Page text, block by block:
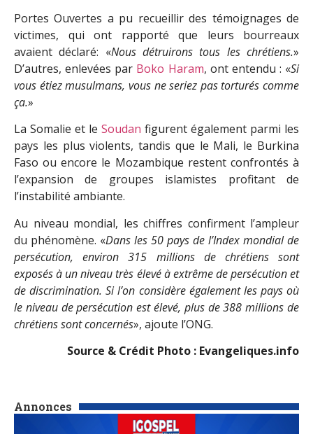
Annonces
Portes Ouvertes a pu recueillir des témoignages de
victimes, qui ont rapporté que leurs bourreaux
avaient déclaré: «Nous détruirons tous les chrétiens.»
D’autres, enlevées par Boko Haram, ont entendu : «Si
vous étiez musulmans, vous ne seriez pas torturés comme
ça.»
La Somalie et le Soudan figurent également parmi les
pays les plus violents, tandis que le Mali, le Burkina
Faso ou encore le Mozambique restent confrontés à
l’expansion de groupes islamistes profitant de
l’instabilité ambiante.
Au niveau mondial, les chiffres confirment l’ampleur
du phénomène. «Dans les 50 pays de l’Index mondial de
persécution, environ 315 millions de chrétiens sont
exposés à un niveau très élevé à extrême de persécution et
de discrimination. Si l’on considère également les pays où
le niveau de persécution est élevé, plus de 388 millions de
chrétiens sont concernés», ajoute l’ONG.
Source & Crédit Photo : Evangeliques.info